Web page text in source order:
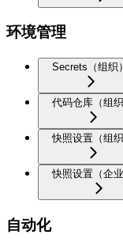
环境管理
Secrets（组织）
代码仓库（组织
快照设置（组织
快照设置（企业
自动化